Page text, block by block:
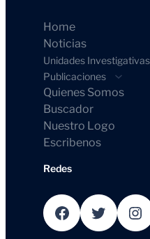
Home
Noticias
Unidades Investigativas
Publicaciones
Quienes Somos
Buscador
Nuestro Logo
Escribenos
Redes
Facebook Twitter Instagram